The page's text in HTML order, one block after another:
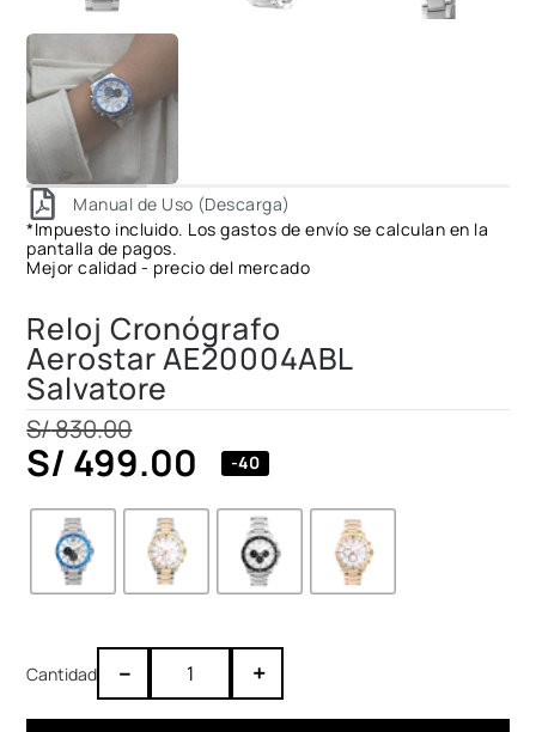
Manual de Uso (Descarga)
*Impuesto incluido. Los gastos de envío se calculan en la
pantalla de pagos.
Mejor calidad - precio del mercado
Reloj Cronógrafo
Aerostar AE20004ABL
Salvatore
S/830.00
S/ 499.00 -40
– +